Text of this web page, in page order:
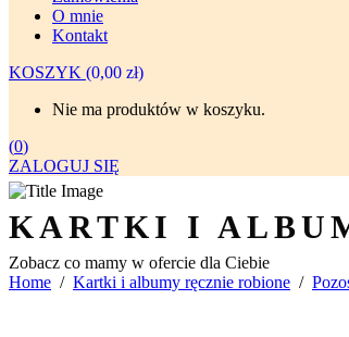
O mnie
Kontakt
KOSZYK (0,00 zł)
Nie ma produktów w koszyku.
(0)
ZALOGUJ SIĘ
KARTKI I
Zobacz co mamy w ofercie dla Ciebie
Home / Kartki i albumy ręcznie robione /